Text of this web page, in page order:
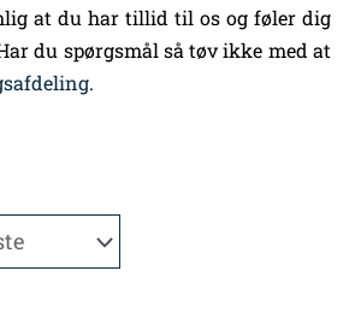
at du har tillid til os og føler dig
du spørgsmål så tøv ikke med at
.